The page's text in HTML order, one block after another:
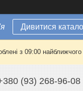
Дивитися
з 09:00
(93) 268-96-08